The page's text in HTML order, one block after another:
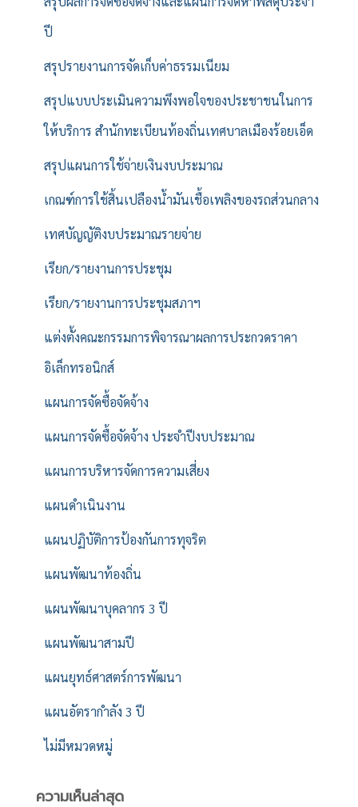
ปี
สรุปรายงานการจัดเก็บค่าธรรมเนียม
สรุปแบบประเมินความพึงพอใจของประชาชนในการ
ให้บริการ สำนักทะเบียนท้องถิ่นเทศบาลเมืองร้อยเอ็ด
สรุปแผนการใช้จ่ายเงินงบประมาณ
เกณฑ์การใช้สิ้นเปลืองน้ำมันเชื้อเพลิงของรถส่วนกลาง
เทศบัญญัติงบประมาณรายจ่าย
เรียก/รายงานการประชุม
เรียก/รายงานการประชุมสภาฯ
แต่งตั้งคณะกรรมการพิจารณาผลการประกวดราคา
อิเล็กทรอนิกส์
แผนการจัดซื้อจัดจ้าง
แผนการจัดซื้อจัดจ้าง ประจำปีงบประมาณ
แผนการบริหารจัดการความเสี่ยง
แผนดำเนินงาน
แผนปฏิบัติการป้องกันการทุจริต
แผนพัฒนาท้องถิ่น
แผนพัฒนาบุคลากร 3 ปี
แผนพัฒนาสามปี
แผนยุทธ์ศาสตร์การพัฒนา
แผนอัตรากำลัง 3 ปี
ไม่มีหมวดหมู่
ความเห็นล่าสุด